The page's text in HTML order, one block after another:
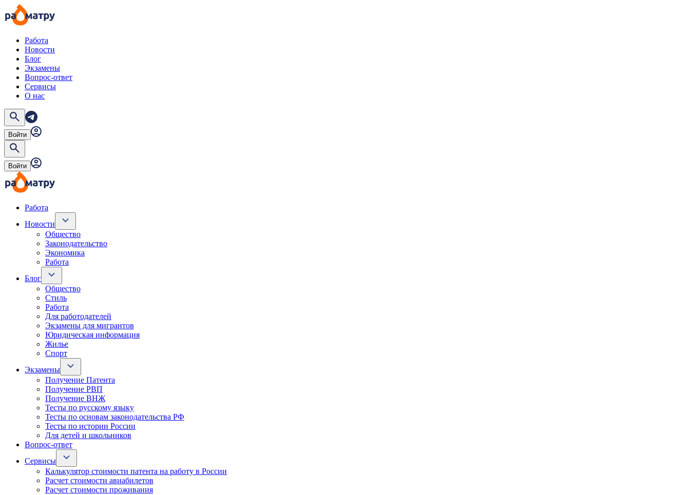
Работа
Новости
Блог
Экзамены
Вопрос-ответ
Сервисы
О нас
Войти
Войти
Работа
Новости
Общество
Законодательство
Экономика
Работа
Блог
Общество
Стиль
Работа
Для работодателей
Экзамены для мигрантов
Юридическая информация
Жилье
Спорт
Экзамены
Получение Патента
Получение РВП
Получение ВНЖ
Тесты по русскому языку
Тесты по основам законодательства РФ
Тесты по истории России
Для детей и школьников
Вопрос-ответ
Сервисы
Калькулятор стоимости патента на работу в России
Расчет стоимости авиабилетов
Расчет стоимости проживания